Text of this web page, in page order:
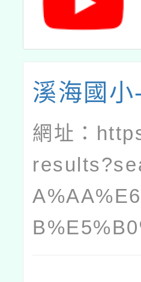
溪海國
網址：